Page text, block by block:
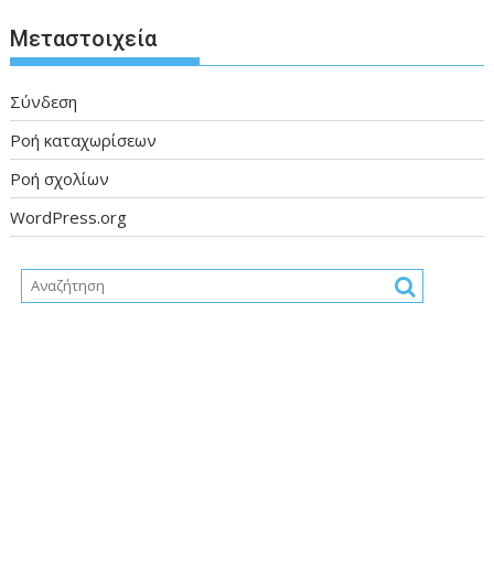
Μεταστοιχεία
Σύνδεση
Ροή καταχωρίσεων
Ροή σχολίων
WordPress.org